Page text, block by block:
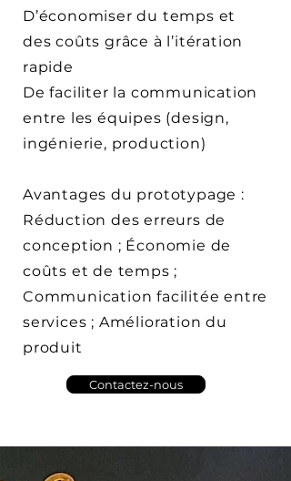
D’économiser du temps et
des coûts grâce à l’itération
rapide
De faciliter la communication
entre les équipes (design,
ingénierie, production)
Avantages du prototypage :
Réduction des erreurs de
conception ; Économie de
coûts et de temps ;
Communication facilitée entre
services ; Amélioration du
produit
Contactez-nous